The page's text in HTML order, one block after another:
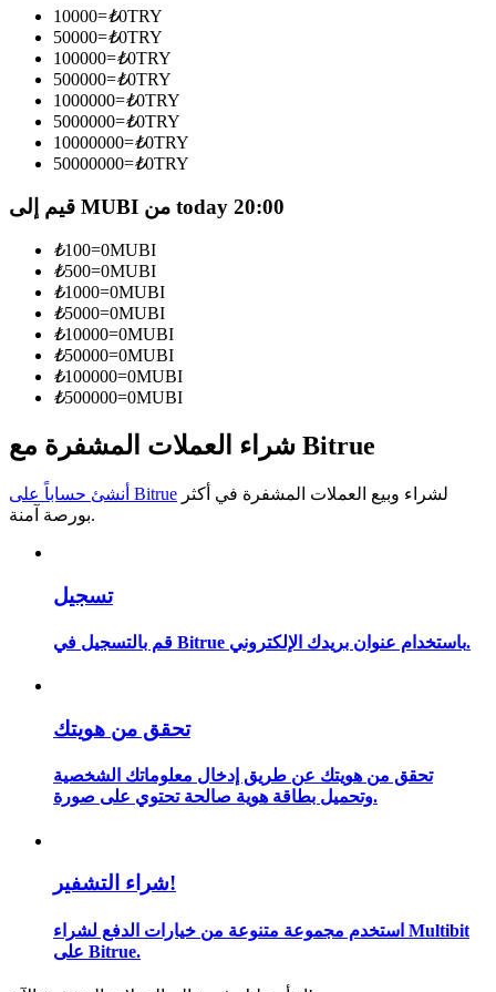
كن متداول نسخ
استمتع بتقاسم الأرباح وعمولات نسخ التداول
معلومة
تحليل البيانات الضخمة بما في ذلك المعلومات التجارية، وما
مرشد
دليل المبتدئين للعقود الآجلة
10000=₺0TRY
50000=₺0TRY
100000=₺0TRY
500000=₺0TRY
1000000=₺0TRY
5000000=₺0TRY
10000000=₺0TRY
50000000=₺0TRY
قيم إلى MUBI من today 20:00
₺100=0MUBI
₺500=0MUBI
₺1000=0MUBI
₺5000=0MUBI
₺10000=0MUBI
₺50000=0MUBI
₺100000=0MUBI
₺500000=0MUBI
شراء العملات المشفرة مع Bitrue
أنشئ حساباً على Bitrue
بورصة آمنة.
تسجيل
قم بالتسجيل في Bitrue باستخدام عنوان بريدك الإلكتروني.
تحقق من هويتك
تحقق من هويتك عن طريق إدخال معلوماتك الشخصية
وتحميل بطاقة هوية صالحة تحتوي على صورة.
شراء التشفير!
استخدم مجموعة متنوعة من خيارات الدفع لشراء Multibit
على Bitrue.